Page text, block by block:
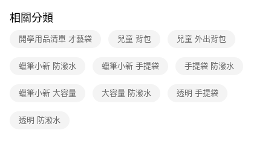
醒簡訊。
2.透過簡訊連結打開帳單後，可選擇「超商條碼／台灣大直營門市／銀行轉
帳／街口支付／iPASS MONEY」等通路繳費。
1.本服務係由「台灣大哥大股份有限公司」（以下簡稱本公司）所提供，讓
買賣價金債權讓與本公司後，依約使用本公司帳單繳交帳款。
2.基於同意付款使用「大哥付你分期」之契約關係目的，商店將以您的個人
由本公司與您本人進行分期帳單所需資料之確認、核對及更正。
１．於結帳方式選擇「AFTEE先享後付」後，將跳轉至「AFTEE先享後付」
２．訂單成立數日內，您將收到繳費通知簡訊。
ATM／網路銀行／等多元方式進行付款，方視為交易完成。
※ 請注意：結帳手續完成當下不需立刻繳費，但若您需要取消訂單，請聯絡
後付繳納相關費用。
是否繳費成功／繳費後需取消欲退款等相關疑問，請聯繫「AFTEE先享後付
客戶支援中心」
每筆NT$80，滿NT$699(含以上)免運費
7-11取貨付款
每筆NT$80，滿NT$699(含以上)免運費
相關分類
開學用品清單 才藝袋 兒童 背包 兒童 外出背包
蠟筆小新 防潑水 蠟筆小新 手提袋 手提袋 防潑水
蠟筆小新 大容量 大容量 防潑水 透明 手提袋
透明 防潑水